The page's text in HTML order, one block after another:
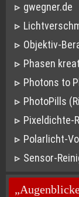
gwegner.de
Objektiv-
Phasen
Photons to
PhotoPills
Pixeldichte-
Polarlicht-
Sensor-